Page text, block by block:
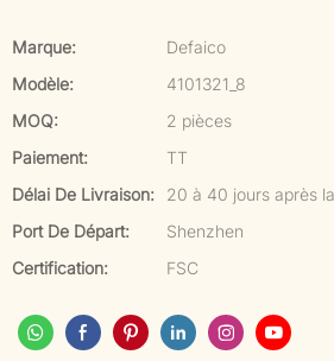
Marque:
Defaico
Modèle:
4101321_8
MOQ:
2 pièces
Paiement:
TT
Délai De Livraison:
20 à 40 jours après
Port De Départ:
Shenzhen
Certification:
FSC